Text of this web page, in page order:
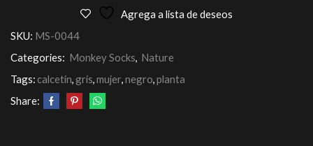
Agrega a lista de deseos
SKU: MS-0044
Categories: Monkey Socks, Nature
Tags: calcetin,gris,mujer,negro,planta
Share: